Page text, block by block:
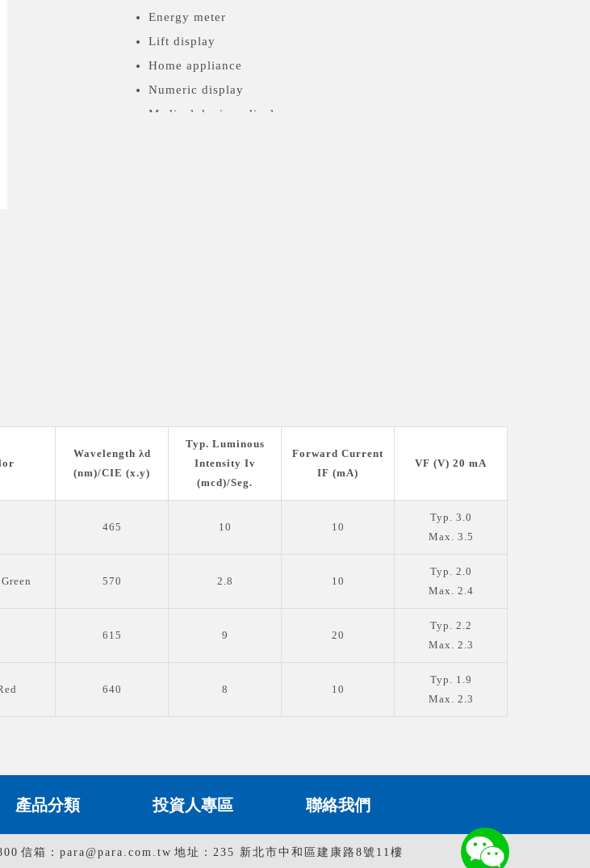
Energy meter
Lift display
Home appliance
Numeric display
Medical devices display
Wavelength λd
(nm)/CIE (x.y)
Typ. Luminous
Intensity Iv
(mcd)/Seg.
Forward Current
IF (mA)
VF (V) 20 mA
465 10 10
Typ. 3.0
Max. 3.5
570 2.8 10
Typ. 2.0
Max. 2.4
615 9 20
Typ. 2.2
Max. 2.3
640 8 10
Typ. 1.9
Max. 2.3
產品分類 投資人專區 聯絡我們
信箱：para@para.com.tw 地址：235 新北市中和區建康路8號11樓